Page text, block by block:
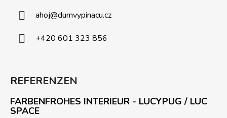
ahoj@dumvypinacu.cz
+420 601 323 856
REFERENZEN
FARBENFROHES INTERIEUR - LUCYPUG / LUC
SPACE